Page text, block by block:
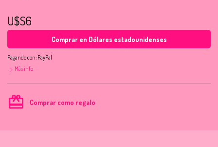
U$S6
Comprar en Dólares estadounidenses
Pagando con: PayPal
Más info
card_giftcard Comprar como regalo